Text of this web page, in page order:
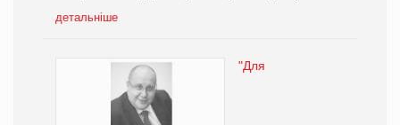
детальніше
"Для